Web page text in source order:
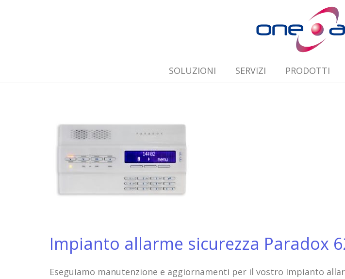
SOLUZIONI SERVIZI PRODOTTI
Impianto allarme sicurezza Paradox
Eseguiamo manutenzione e aggiornamenti per il vostro Impianto